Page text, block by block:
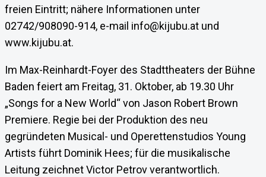
freien Eintritt; nähere Informationen unter
02742/908090-914, e-mail info@kijubu.at und
www.kijubu.at.
Im Max-Reinhardt-Foyer des Stadttheaters der Bühne
Baden feiert am Freitag, 31. Oktober, ab 19.30 Uhr
„Songs for a New World“ von Jason Robert Brown
Premiere. Regie bei der Produktion des neu
gegründeten Musical- und Operettenstudios Young
Artists führt Dominik Hees; für die musikalische
Leitung zeichnet Victor Petrov verantwortlich.